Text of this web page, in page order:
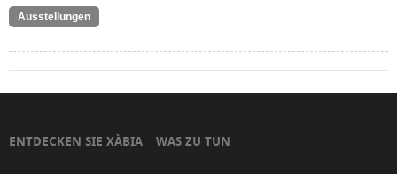
Ausstellungen
ENTDECKEN SIE XÀBIA WAS ZU TUN